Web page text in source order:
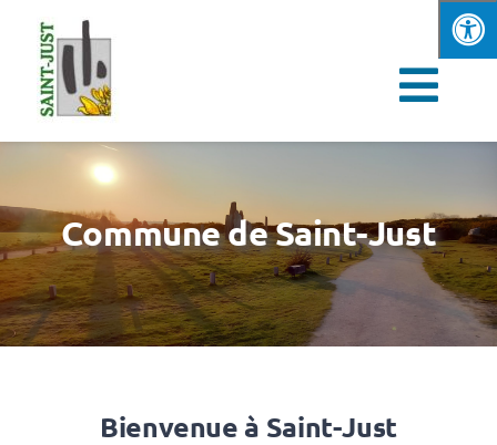
Passer
contenu
à
Vie municipale
Vie quotidienne
Culture et loisirs
Commune de Saint-Just
Bienvenue à Saint-Just